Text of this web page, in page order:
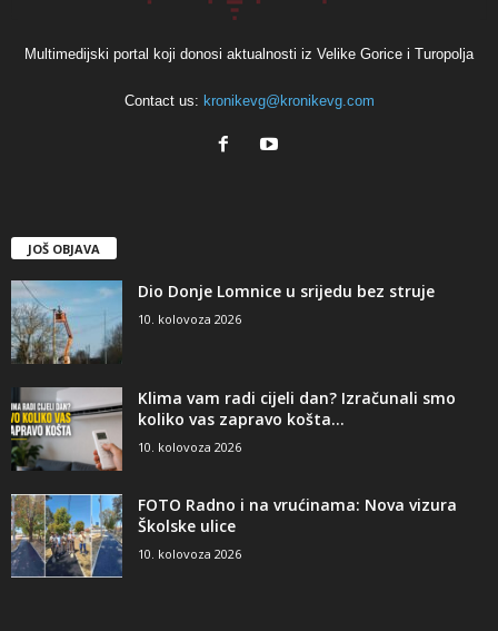
Multimedijski portal koji donosi aktualnosti iz Velike Gorice i Turopolja
Contact us: kronikevg@kronikevg.com
JOŠ OBJAVA
Dio Donje Lomnice u srijedu bez struje
10. kolovoza 2026
Klima vam radi cijeli dan? Izračunali smo
koliko vas zapravo košta...
10. kolovoza 2026
FOTO Radno i na vrućinama: Nova vizura
Školske ulice
10. kolovoza 2026